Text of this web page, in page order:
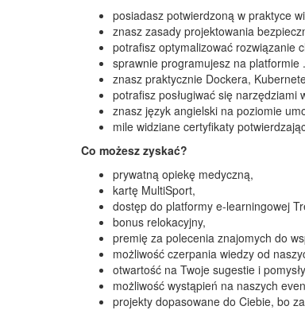
posiadasz potwierdzoną w praktyce
znasz zasady projektowania
potrafisz optymalizować rozwiązanie
sprawnie programujesz na
znasz praktycznie Dockera,
potrafisz posługiwać się narzędziami
znasz język angielski na poziomie
mile widziane certyfikaty
Co możesz zyskać?
prywatną opiekę medyczną,
kartę MultiSport,
dostęp do platformy e-learningowej
bonus relokacyjny,
premię za polecenia znajomych do
możliwość czerpania wiedzy od
otwartość na Twoje sugestie i
możliwość wystąpień na naszych
projekty dopasowane do Ciebie, bo